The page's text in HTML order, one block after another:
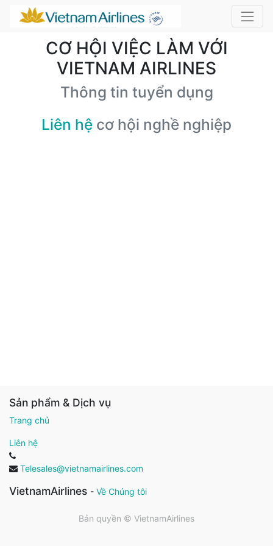
CƠ HỘI VIỆC LÀM VỚI
VIETNAM AIRLINES
Thông tin tuyển dụng
Liên hệ cơ hội nghề nghiệp
Sản phẩm & Dịch vụ
Trang chủ
Liên hệ
Telesales@vietnamairlines.com
VietnamAirlines - Về Chúng tôi
Bản quyền © VietnamAirlines